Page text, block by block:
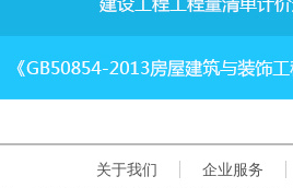
关于我们 企业服务